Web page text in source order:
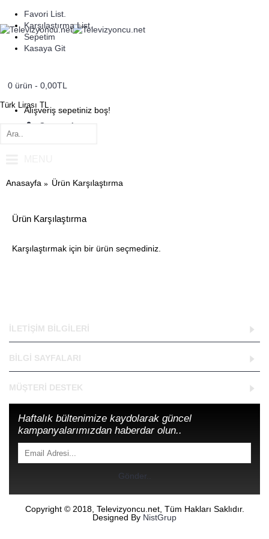
Favori List.
Karşılaştırma List.
Sepetim
Kasaya Git
0 ürün - 0,00TL
Alışveriş sepetiniz boş!
Türk Lirası TL
Oturum Aç
Anasayfa Ürün Karşılaştırma
Ürün Karşılaştırma
Karşılaştırmak için bir ürün seçmediniz.
İLETIŞIM BILGILERI
BILGI SAYFALARI
MÜŞTERI DESTEK
Haftalık bültenimize kaydolarak güncel
kampanyalarımızdan haberdar olun..
Gönder..
Copyright © 2018, Televizyoncu.net, Tüm Hakları Saklıdır.
Designed By NistGrup